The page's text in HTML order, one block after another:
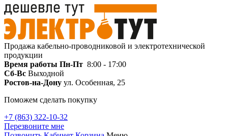
Продажа кабельно-проводниковой и электротехнической
продукции
Время работы Пн-Пт 8:00 - 17:00
Сб-Вс Выходной
Ростов-на-Дону ул. Особенная, 25
Поможем сделать покупку
+7 (863) 322-10-32
Перезвоните мне